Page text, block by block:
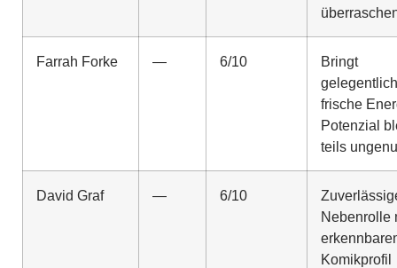
Farrah Forke — 6/10
Bringt
gelegentlich
frische
Potenzial
teils
David Graf — 6/10
Nebenrolle
Komikprofil